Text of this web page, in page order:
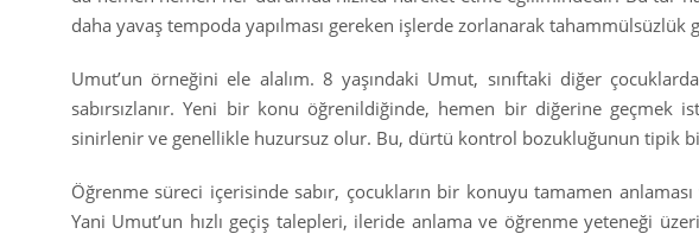
daha yavaş tempoda yapılması gereken işlerde zorlanarak tahammülsüzlük
Umut’un örneğini ele alalım. 8 yaşındaki Umut, sınıftaki diğer
sabırsızlanır. Yeni bir konu öğrenildiğinde, hemen bir diğerine geçmek
sinirlenir ve genellikle huzursuz olur. Bu, dürtü kontrol bozukluğunun tipik
Öğrenme süreci içerisinde sabır, çocukların bir konuyu tamamen
Yani Umut’un hızlı geçiş talepleri, ileride anlama ve öğrenme yeteneği